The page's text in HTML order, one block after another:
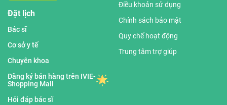
Đặt lịch
Bác sĩ
Cơ sở y tế
Chuyên khoa
Đăng ký bán hàng trên IVIE-
Shopping Mall
Hỏi đáp bác sĩ
Điều khoản sử dụng
Chính sách bảo mật
Quy chế hoạt động
Trung tâm trợ giúp